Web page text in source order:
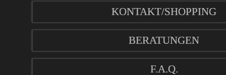
KONTAKT/SHOPPING
BERATUNGEN
F.A.Q.